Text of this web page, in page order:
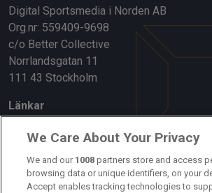
Digital Sportsmedia i Norden AB
Org.nr: 559409-9698
c/o Better Collective
Norrlandsgatan 11
111 43 Stockholm
Länkar
Om oss
Kontakta oss
Kundtjänst
We Care About Your Privacy
We and our 1008 partners store and access
browsing data or unique identifiers, on your
Accept enables tracking technologies to